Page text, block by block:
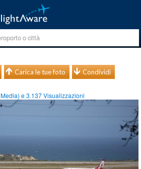
Carica le tue foto Condividi
Media) e3.137Visualizzazioni